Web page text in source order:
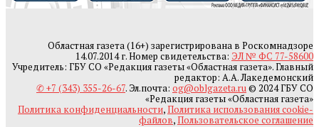
Областная газета (16+) зарегистрирована в Роскомнадзоре
14.07.2014 г. Номер свидетельства: ЭЛ № ФС 77-58600
Учредитель: ГБУ СО «Редакция газеты «Областная газета». Главный
редактор: А.А. Лакедемонский
✆ +7 (343) 355-26-67. Эл.почта: og@oblgazeta.ru© 2024 ГБУ СО
«Редакция газеты «Областная газета»
Политика конфиденциальности,Политика использования cookie-
файлов,Пользовательское соглашение